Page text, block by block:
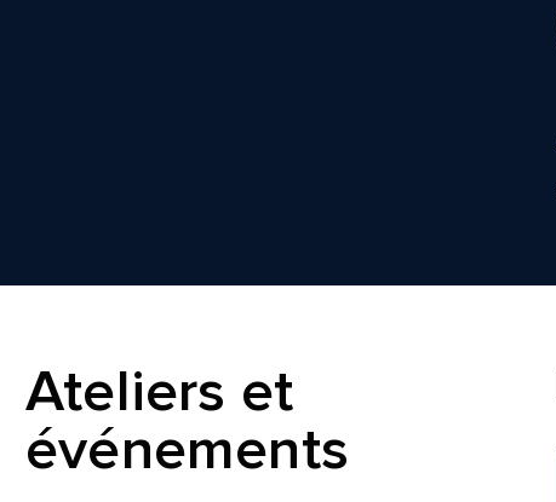
Ateliers et
événements